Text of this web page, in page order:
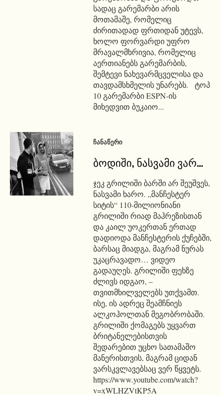
სადაც გარემარბი არის
მოთამაშე, რომელიც
ძირითადად ფრთიდან უტევს,
ხოლო ფორვარდი უფრო
მრავალმხრივია, რომელიც
აერთიანებს გარემარბის,
შემტევი ნახევარმცველისა და
თავდამსხმელის უნარებს. ტოპ
10 გარემარბი ESPN-ის
მიხედვით ბუკაიო...
ᲩᲐᲜᲐᲬᲔᲠᲘ
ბოდიში, ნასვამი ვარ…
ჯეკ გრილიში ბარში არ შეუშვეს,
ნასვამი ხარო. „მანჩესტერ
სიტის“ 110-მილიონიანი
გრილიში რიად მაჰრეზისთან
და კაილ უოკერთან ერთად
დადიოდა მანჩესტერის ქუჩებში,
ბარსაც მიადგა, მაგრამ ნურას
უკაცრავადო… ვიდეო
გადაუღეს. გრილიში ფეხზე
ძლივს იდგაო, –
თვითმხილველებს უთქვამთ.
ისე, ის ადრეც შეამჩნიეს
ალკოჰოლთან მეგობრობაში.
გრილიში ქომაგებს უყვართ
ბრიტანელებისთვის
შედარებით უცხო სათამაშო
მანერისთვის, მაგრამ ციდან
ვარსკვლავებსაც ვერ წყვეტს.
https://www.youtube.com/watch?
v=xWLHZVtKP5A